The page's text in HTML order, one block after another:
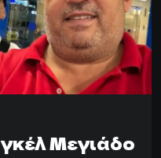
Μεγιάδο